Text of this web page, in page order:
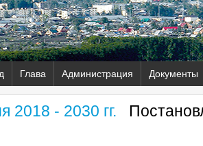
Глава Администрация Документы
2018 - 2030 гг.